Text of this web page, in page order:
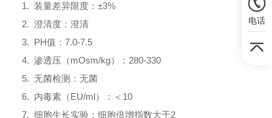
1. 装量差异限度：±3%
2. 澄清度：澄清
3. PH值：7.0-7.5
4. 渗透压（mOsm/kg）：280-330
5. 无菌检测：无菌
6. 内毒素（EU/ml）：＜10
7. 细胞生长实验：细胞倍增指数大于2
电话